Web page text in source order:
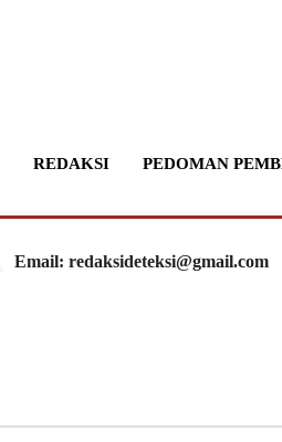
REDAKSI
PEDOMAN
Email: redaksideteksi@gmail.com